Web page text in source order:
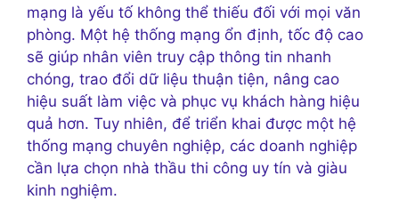
mạng là yếu tố không thể thiếu đối với mọi văn
phòng. Một hệ thống mạng ổn định, tốc độ cao
sẽ giúp nhân viên truy cập thông tin nhanh
chóng, trao đổi dữ liệu thuận tiện, nâng cao
hiệu suất làm việc và phục vụ khách hàng hiệu
quả hơn. Tuy nhiên, để triển khai được một hệ
thống mạng chuyên nghiệp, các doanh nghiệp
cần lựa chọn nhà thầu thi công uy tín và giàu
kinh nghiệm.